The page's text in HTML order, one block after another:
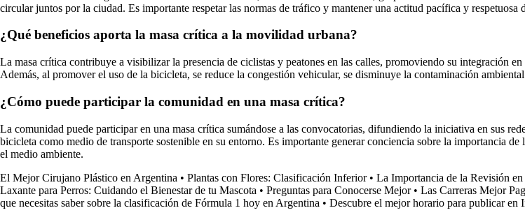
circular juntos por la ciudad. Es importante respetar las normas de tráfico y mantener una actitud pacífica y respetuosa
¿Qué beneficios aporta la masa crítica a la movilidad urbana?
La masa crítica contribuye a visibilizar la presencia de ciclistas y peatones en las calles, promoviendo su integración
Además, al promover el uso de la bicicleta, se reduce la congestión vehicular, se disminuye la contaminación
¿Cómo puede participar la comunidad en una masa crítica?
La comunidad puede participar en una masa crítica sumándose a las convocatorias, difundiendo la iniciativa en sus
bicicleta como medio de transporte sostenible en su entorno. Es importante generar conciencia sobre la importancia
el medio ambiente.
El Mejor Cirujano Plástico en Argentina • Plantas con Flores: Clasificación Inferior• La Importancia de la Revisión
Laxante para Perros: Cuidando el Bienestar de tu Mascota • Preguntas para Conocerse Mejor• Las Carreras Mejor
que necesitas saber sobre la clasificación de Fórmula 1 hoy en Argentina • Descubre el mejor horario para publicar en